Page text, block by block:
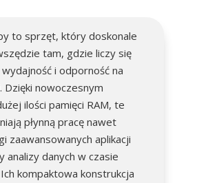
to sprzęt, który doskonale
tam, gdzie liczy się
i odporność na
Dzięki nowoczesnym
ilości pamięci RAM, te
płynną pracę nawet
zaawansowanych aplikacji
analizy danych w czasie
kompaktowa konstrukcja